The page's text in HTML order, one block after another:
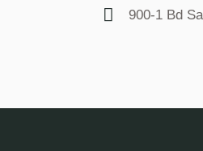
ail:
on
s:
900-1 Bd